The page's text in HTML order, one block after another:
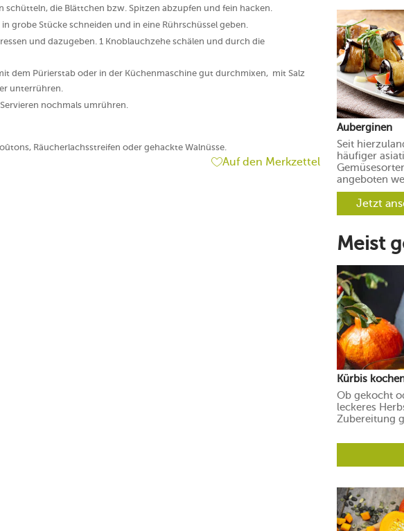
schütteln, die Blättchen bzw. Spitzen abzupfen und fein hacken.
grobe Stücke schneiden und in eine Rührschüssel geben.
und dazugeben. 1 Knoblauchzehe schälen und durch die
dem Pürierstab oder in der Küchenmaschine gut durchmixen, mit Salz
unterrühren.
nochmals umrühren.
Räucherlachsstreifen oder gehackte Walnüsse.
Auf den Merkzettel
Auberginen
Seit
häufiger
angeboten
hat gerade
Auberginen
an Farben
Jetzt
Meist
Kürbis
Ob gekocht
leckeres
Zubereitung